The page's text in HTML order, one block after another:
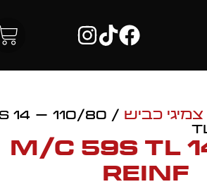
צמיגי כביש
110/80 – 14 M/C 59S TL
Reinf